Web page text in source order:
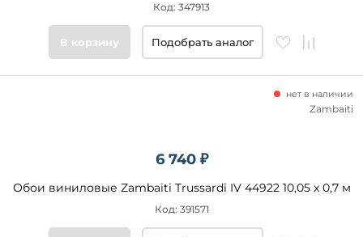
Код: 347913
В корзину Подобрать аналог
6 740 ₽
Обои виниловые Zambaiti Trussardi IV 44922 10,05 x 0,7 м
нет в наличии
Код: 391571
Zambaiti